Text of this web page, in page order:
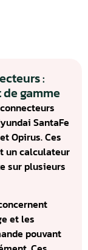
:
gamme
SantaFe
Opirus. Ces
un calculateur
sur plusieurs
et les
pouvant